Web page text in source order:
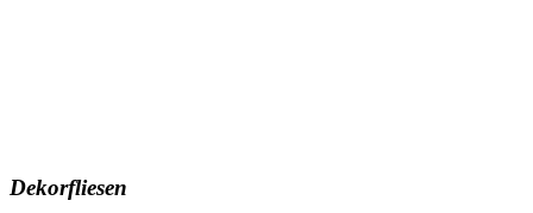
Dekorfliesen